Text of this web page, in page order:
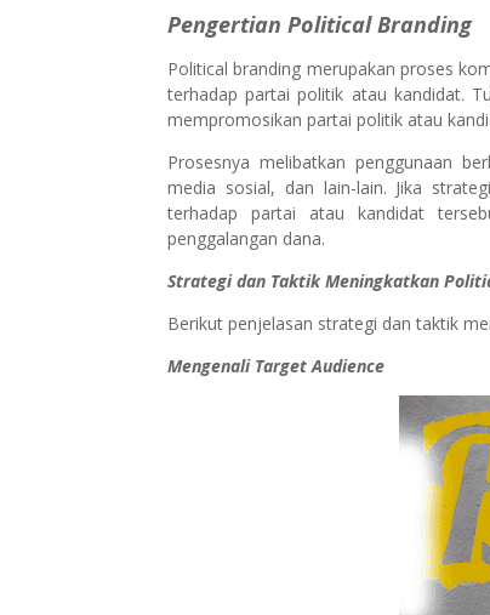
Pengertian Political Branding
Political branding merupakan proses
terhadap partai politik atau kandidat.
mempromosikan partai politik atau
Prosesnya melibatkan penggunaan
media sosial, dan lain-lain. Jika
terhadap partai atau kandidat
penggalangan dana.
Strategi dan Taktik Meningkatkan
Berikut penjelasan strategi dan taktik
Mengenali Target Audience